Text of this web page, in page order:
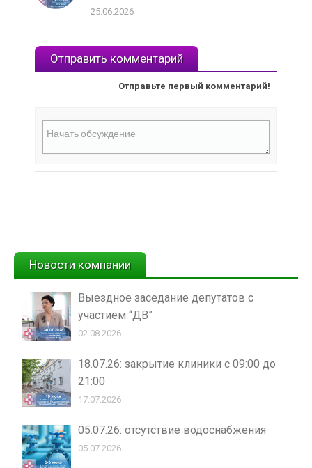
25.06.2026
Отправить комментарий
Отправьте первый комментарий!
Новости компании
Выездное заседание депутатов с
участием “ДВ”
02.08.2026
18.07.26: закрытие клиники с 09:00 до
21:00
17.07.2026
05.07.26: отсутствие водоснабжения
05.07.2026